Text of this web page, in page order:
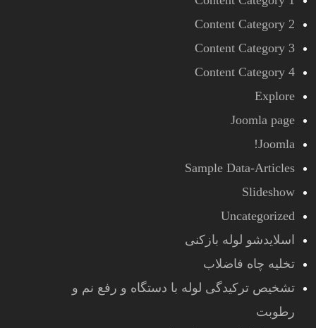
Content Category 2
Content Category 3
Content Category 4
Explore
Joomla page
Joomla!
Sample Data-Articles
Slideshow
Uncategorized
اسلایدشو لوله بازکنی
تخلیه چاه فاضلاب
تشخیص ترکیدگی لوله با دستگاه و رفع نم و
رطوبت